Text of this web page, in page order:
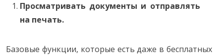
Просматривать документы и отправлять
на печать.
Базовые функции, которые есть даже в бесплатных